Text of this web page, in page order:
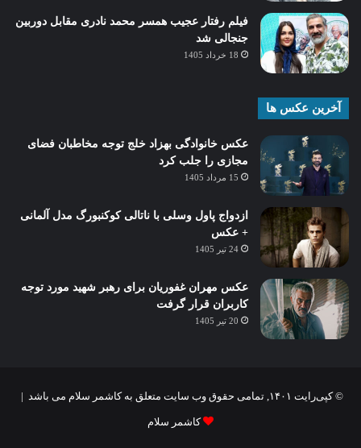
فیلم رفتار عجیب همسر محمد نادری مقابل دوربین
جنجالی شد
18 خرداد 1405
آخرین عکس ها
عکس خانوادگی بهزاد خلج توجه مخاطبان فضای
مجازی را جلب کرد
15 مرداد 1405
ازدواج پاول وسلی با ناتالی کوکنبورگ مدل آلمانی
+ عکس
24 تیر 1405
عکس مهران غفوریان برای رهبر شهید مورد توجه
کاربران قرار گرفت
20 تیر 1405
© کپی‌رایت ۱۴۰۱, تمامی حقوق وب سایت متعلق به کاشمر سلام می باشد |
کاشمر سلام